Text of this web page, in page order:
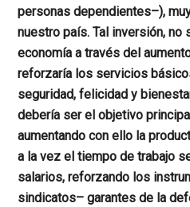
personas dependientes–),
nuestro país. Tal inversión, no
economía a través del
reforzaría los servicios
seguridad, felicidad y
debería ser el objetivo
aumentando con ello la
a la vez el tiempo de trabajo
salarios, reforzando los
sindicatos– garantes de la